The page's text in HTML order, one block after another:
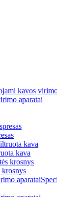
kavos
kava
krosnys